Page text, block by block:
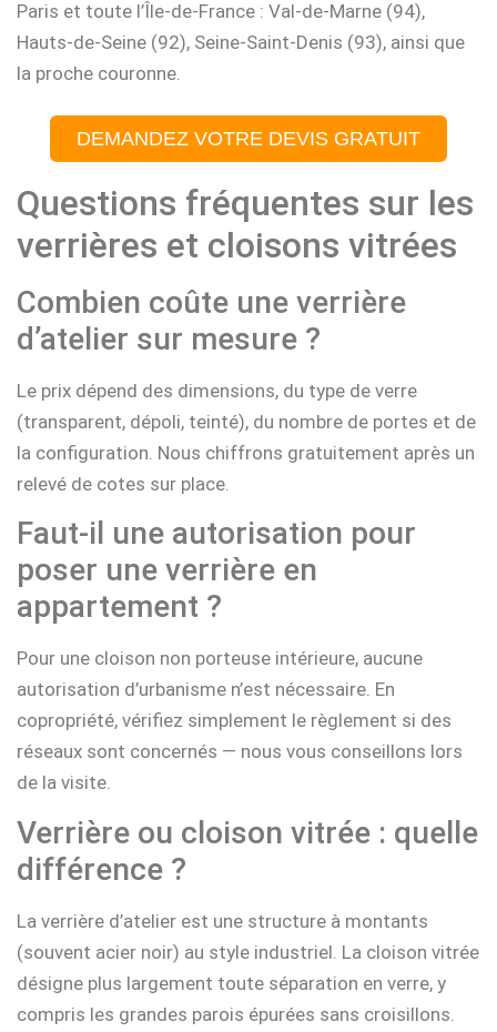
Paris et toute l’Île-de-France : Val-de-Marne (94),
Hauts-de-Seine (92), Seine-Saint-Denis (93), ainsi que
la proche couronne.
DEMANDEZ VOTRE DEVIS GRATUIT
Questions fréquentes sur les
verrières et cloisons vitrées
Combien coûte une verrière
d’atelier sur mesure ?
Le prix dépend des dimensions, du type de verre
(transparent, dépoli, teinté), du nombre de portes et de
la configuration. Nous chiffrons gratuitement après un
relevé de cotes sur place.
Faut-il une autorisation pour
poser une verrière en
appartement ?
Pour une cloison non porteuse intérieure, aucune
autorisation d’urbanisme n’est nécessaire. En
copropriété, vérifiez simplement le règlement si des
réseaux sont concernés — nous vous conseillons lors
de la visite.
Verrière ou cloison vitrée : quelle
différence ?
La verrière d’atelier est une structure à montants
(souvent acier noir) au style industriel. La cloison vitrée
désigne plus largement toute séparation en verre, y
compris les grandes parois épurées sans croisillons.